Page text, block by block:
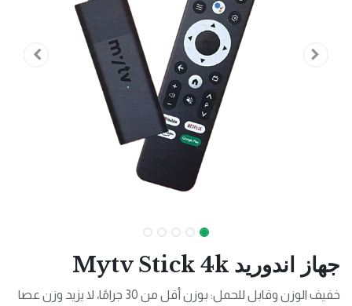
جهاز اندوريد Mytv Stick 4k
خفيف الوزن وقابل للحمل: بوزن أقل من 30 جرامًا، لا يزيد وزن عصا